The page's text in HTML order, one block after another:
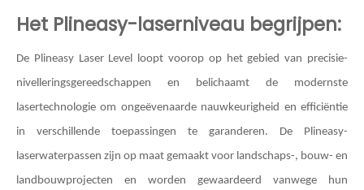
Het Plineasy-laserniveau begrijpen:
De Plineasy Laser Level loopt voorop op het gebied van precisie-
nivelleringsgereedschappen en belichaamt de modernste
lasertechnologie om ongeëvenaarde nauwkeurigheid en efficiëntie
in verschillende toepassingen te garanderen. De Plineasy-
laserwaterpassen zijn op maat gemaakt voor landschaps-, bouw- en
landbouwprojecten en worden gewaardeerd vanwege hun